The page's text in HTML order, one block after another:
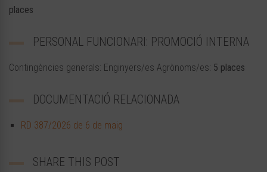
places
PERSONAL FUNCIONARI: PROMOCIÓ INTERNA
Contingències generals: Enginyers/es Agrònoms/es: 5 places
DOCUMENTACIÓ RELACIONADA
RD 387/2026 de 6 de maig
SHARE THIS POST